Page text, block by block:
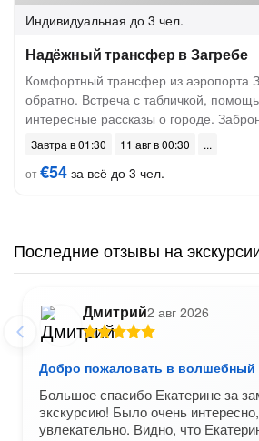
Индивидуальная до 3 чел.
Надёжный трансфер в Загребе
Комфортный трансфер из аэропорта
обратно. Встреча с табличкой,
интересные рассказы о городе.
Завтра в 01:30
11 авг в 00:30
от€54 за всё до 3 чел.
Последние отзывы на
Дмитрий2 авг 2026
Добро пожаловать в волшебный
Большое спасибо Екатерине за
экскурсию! Было очень
увлекательно. Видно, что